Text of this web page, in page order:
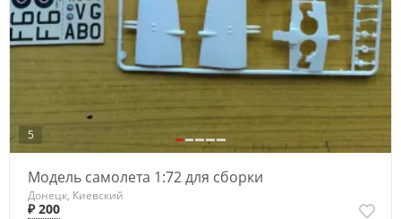
5
Модель самолета 1:72 для сборки
Донецк, Киевский
₽ 200